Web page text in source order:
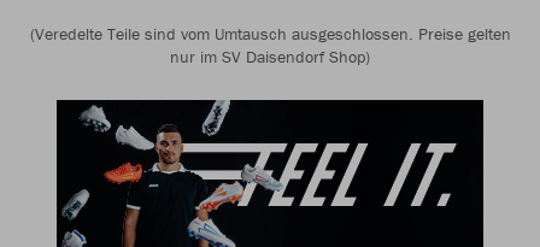
(Veredelte Teile sind vom Umtausch ausgeschlossen. Preise gelten
nur im SV Daisendorf Shop)